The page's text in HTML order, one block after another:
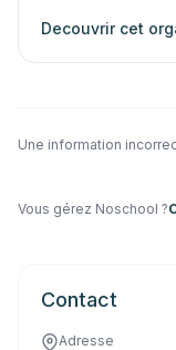
Decouvrir cet
Une information
Vous gérez Noschool ?
Contact
Adresse